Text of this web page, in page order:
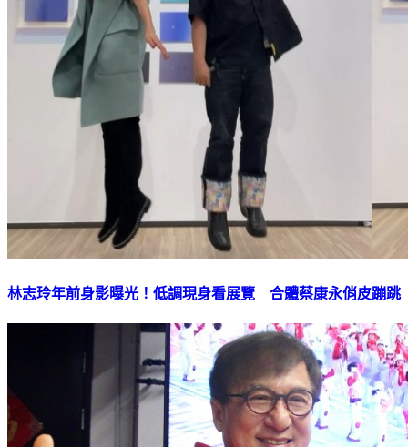
林志玲年前身影曝光！低調現身看展覽 合體蔡康永俏皮蹦跳